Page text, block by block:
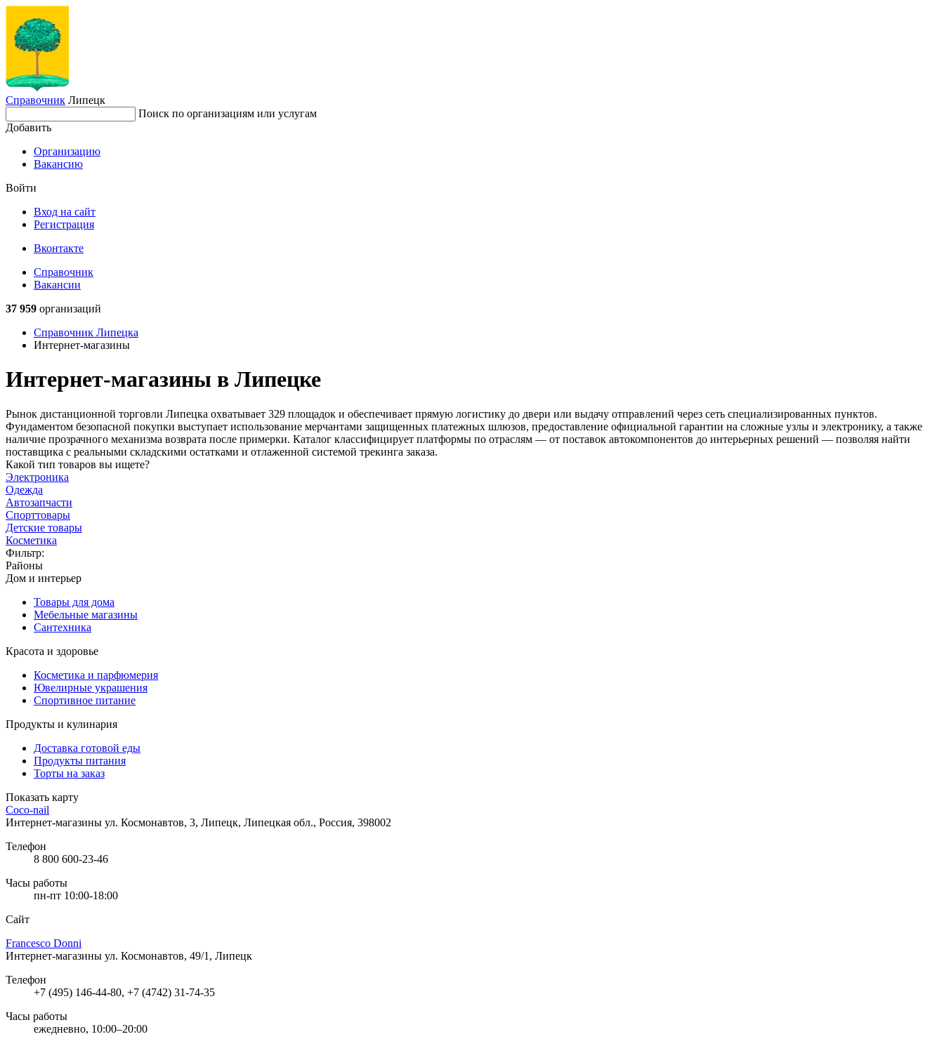
Справочник Липецк
Поиск по организациям или услугам
Добавить
Организацию
Вакансию
Войти
Вход на сайт
Регистрация
Вконтакте
Справочник
Вакансии
37 959 организаций
Справочник Липецка
Интернет-магазины
Интернет-магазины в Липецке
Рынок дистанционной торговли Липецка охватывает 329 площадок и обеспечивает прямую логистику до двери или выдачу отправлений через сеть специализированных пунктов.
Фундаментом безопасной покупки выступает использование мерчантами защищенных платежных шлюзов, предоставление официальной гарантии на сложные узлы и электронику, а также
наличие прозрачного механизма возврата после примерки. Каталог классифицирует платформы по отраслям — от поставок автокомпонентов до интерьерных решений — позволяя найти
поставщика с реальными складскими остатками и отлаженной системой трекинга заказа.
Какой тип товаров вы ищете?
Электроника
Одежда
Автозапчасти
Спорттовары
Детские товары
Косметика
Фильтр:
Районы
Дом и интерьер
Товары для дома
Мебельные магазины
Сантехника
Красота и здоровье
Косметика и парфюмерия
Ювелирные украшения
Спортивное питание
Продукты и кулинария
Доставка готовой еды
Продукты питания
Торты на заказ
Показать карту
Coco-nail
Интернет-магазины ул. Космонавтов, 3, Липецк, Липецкая обл., Россия, 398002
Телефон
8 800 600-23-46
Часы работы
пн-пт 10:00-18:00
Сайт
Francesco Donni
Интернет-магазины ул. Космонавтов, 49/1, Липецк
Телефон
+7 (495) 146-44-80, +7 (4742) 31-74-35
Часы работы
ежедневно, 10:00–20:00